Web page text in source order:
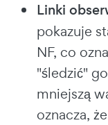
Linki
pokazuje
NF, co
"śledzić"
mniejszą
oznacza,